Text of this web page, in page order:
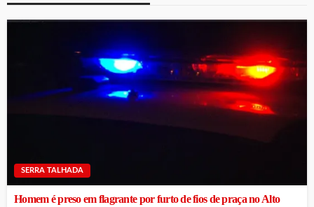
SERRA TALHADA
Homem é preso em flagrante por furto de fios de praça no Alto